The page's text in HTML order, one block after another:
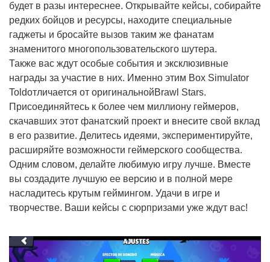
будет в разы интереснее. Открывайте кейсы, собирайте
редких бойцов и ресурсы, находите специальные
гаджеты и бросайте вызов таким же фанатам
знаменитого многопользовательского шутера.
Также вас ждут особые события и эксклюзивные
награды за участие в них. Именно этим Box Simulator
Toldотличается от оригинальнойBrawl Stars.
Присоединяйтесь к более чем миллиону геймеров,
скачавших этот фанатский проект и внесите свой вклад
в его развитие. Делитесь идеями, экспериментируйте,
расширяйте возможности геймерского сообщества.
Одним словом, делайте любимую игру лучше. Вместе
вы создадите лучшую ее версию и в полной мере
насладитесь крутым геймингом. Удачи в игре и
творчестве. Ваши кейсы с сюрпризами уже ждут вас!